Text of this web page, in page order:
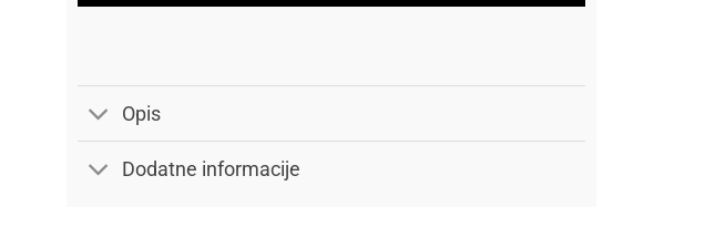
Opis
Dodatne informacije